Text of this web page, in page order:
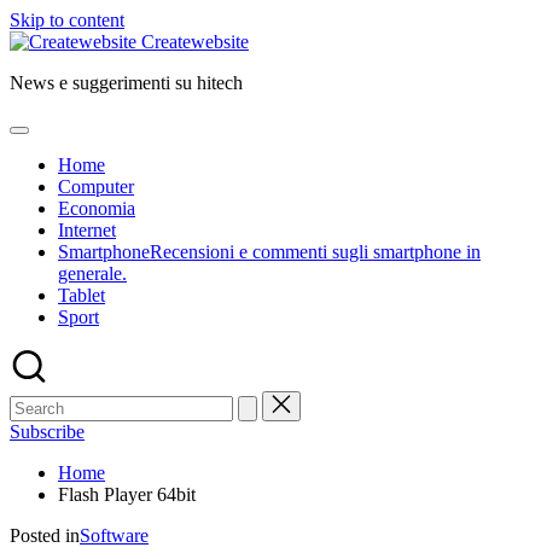
Skip to content
Createwebsite
News e suggerimenti su hitech
Home
Computer
Economia
Internet
SmartphoneRecensioni e commenti sugli smartphone in
generale.
Tablet
Sport
Subscribe
Home
Flash Player 64bit
Posted inSoftware